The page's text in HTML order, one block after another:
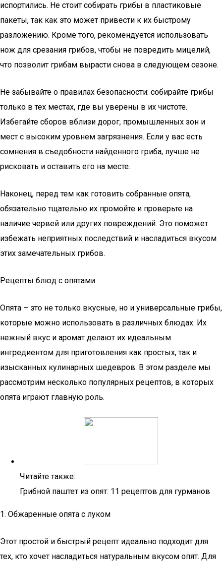
испортились. Не стоит собирать грибы в пластиковые
пакеты, так как это может привести к их быстрому
разложению. Кроме того, рекомендуется использовать
нож для срезания грибов, чтобы не повредить мицелий,
что позволит грибам вырасти снова в следующем сезоне.
Не забывайте о правилах безопасности: собирайте грибы
только в тех местах, где вы уверены в их чистоте.
Избегайте сборов вблизи дорог, промышленных зон и
мест с высоким уровнем загрязнения. Если у вас есть
сомнения в съедобности найденного гриба, лучше не
рисковать и оставить его на месте.
Наконец, перед тем как готовить собранные опята,
обязательно тщательно их промойте и проверьте на
наличие червей или других повреждений. Это поможет
избежать неприятных последствий и насладиться вкусом
этих замечательных грибов.
Рецепты блюд с опятами
Опята – это не только вкусные, но и универсальные грибы,
которые можно использовать в различных блюдах. Их
нежный вкус и аромат делают их идеальным
ингредиентом для приготовления как простых, так и
изысканных кулинарных шедевров. В этом разделе мы
рассмотрим несколько популярных рецептов, в которых
опята играют главную роль.
Читайте также:
Грибной паштет из опят: 11 рецептов для гурманов
1. Обжаренные опята с луком
Этот простой и быстрый рецепт идеально подходит для
тех, кто хочет насладиться натуральным вкусом опят. Для